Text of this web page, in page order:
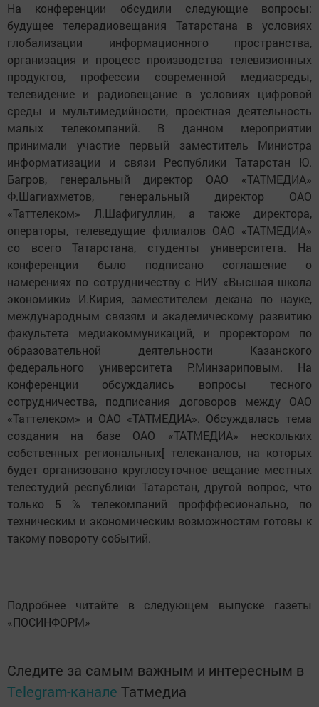
На конференции обсудили следующие вопросы:
будущее телерадиовещания Татарстана в условиях
глобализации информационного пространства,
организация и процесс производства телевизионных
продуктов, профессии современной медиасреды,
телевидение и радиовещание в условиях цифровой
среды и мультимедийности, проектная деятельность
малых телекомпаний. В данном мероприятии
принимали участие первый заместитель Министра
информатизации и связи Республики Татарстан Ю.
Багров, генеральный директор ОАО «ТАТМЕДИА»
Ф.Шагиахметов, генеральный директор ОАО
«Таттелеком» Л.Шафигуллин, а также директора,
операторы, телеведущие филиалов ОАО «ТАТМЕДИА»
со всего Татарстана, студенты университета. На
конференции было подписано соглашение о
намерениях по сотрудничеству с НИУ «Высшая школа
экономики» И.Кирия, заместителем декана по науке,
международным связям и академическому развитию
факультета медиакоммуникаций, и проректором по
образовательной деятельности Казанского
федерального университета Р.Минзариповым. На
конференции обсуждались вопросы тесного
сотрудничества, подписания договоров между ОАО
«Таттелеком» и ОАО «ТАТМЕДИА». Обсуждалась тема
создания на базе ОАО «ТАТМЕДИА» нескольких
собственных региональных[ телеканалов, на которых
будет организовано круглосуточное вещание местных
телестудий республики Татарстан, другой вопрос, что
только 5 % телекомпаний профффесионально, по
техническим и экономическим возможностям готовы к
такому повороту событий.
Подробнее читайте в следующем выпуске газеты
«ПОСИНФОРМ»
Следите за самым важным и интересным в
Telegram-канале Татмедиа